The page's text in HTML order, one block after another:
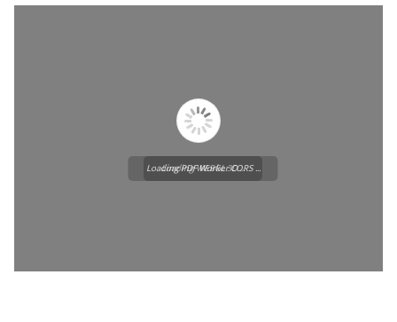
Loading WEBGL 3D ...
Loading PDF Worker CORS ...